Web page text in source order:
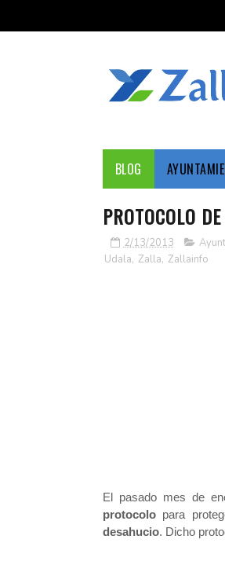
BLOG
PROTOCOLO
2/13/2013
Udala, Zalla, Zallainfo
El pasado mes de
protocolo para
desahucio. Dicho